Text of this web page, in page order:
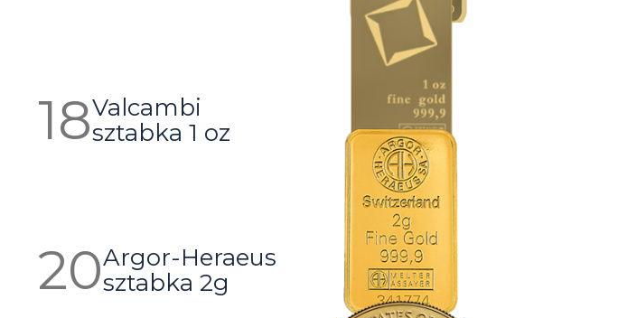
Valcambi
sztabka 1 oz
Argor-Heraeus
sztabka 2g